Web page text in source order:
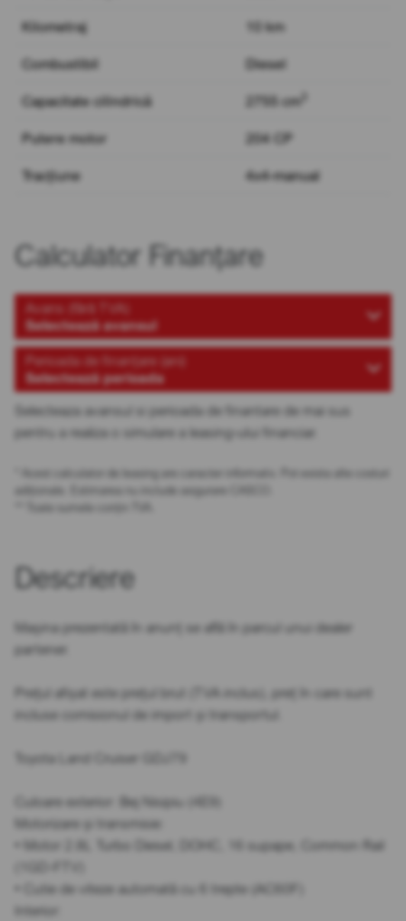
Kilometraj 10 km
Combustibil Diesel
Capacitate cilindrică 2755 cm
Putere motor 204 CP
Tracțiune 4x4-manual
Calculator Finanțare
Avans (fără TVA)
Selectează avansul
Perioada de finanțare (ani)
Selectează perioada
Selecteaza avansul si perioada de finantare de mai sus
pentru a realiza o simulare a leasing-ului financiar.
* Acest calculator de leasing are caracter informativ. Pot exista alte costuri
adiționale. Estimarea nu include asigurare CASCO.
** Toate sumele conțin TVA.
Descriere
Mașina prezentată în anunț se află în parcul unui dealer
partener.
Prețul afișat este prețul brut (TVA inclus), preț în care sunt
incluse comisionul de import și transportul.
Toyota Land Cruiser GDJ79
Culoare exterior: Bej Nisipiu (4E9)
Motorizare și transmisie:
• Motor 2.8L Turbo Diesel, DOHC, 16 supape, Common Rail
• Cutie de viteze automată cu 6 trepte (AC60F)
Interior: